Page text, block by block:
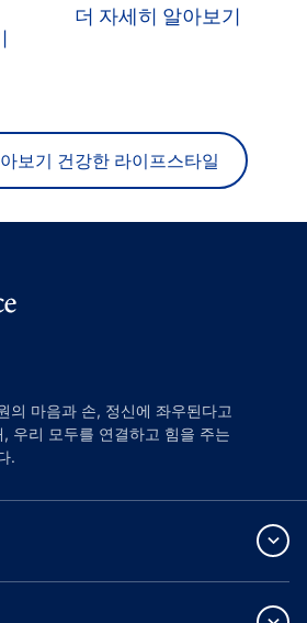
더 자세히 알아보기
보기 건강한 라이프스타일
의 마음과 손, 정신에 좌우된다고
우리 모두를 연결하고 힘을 주는
.